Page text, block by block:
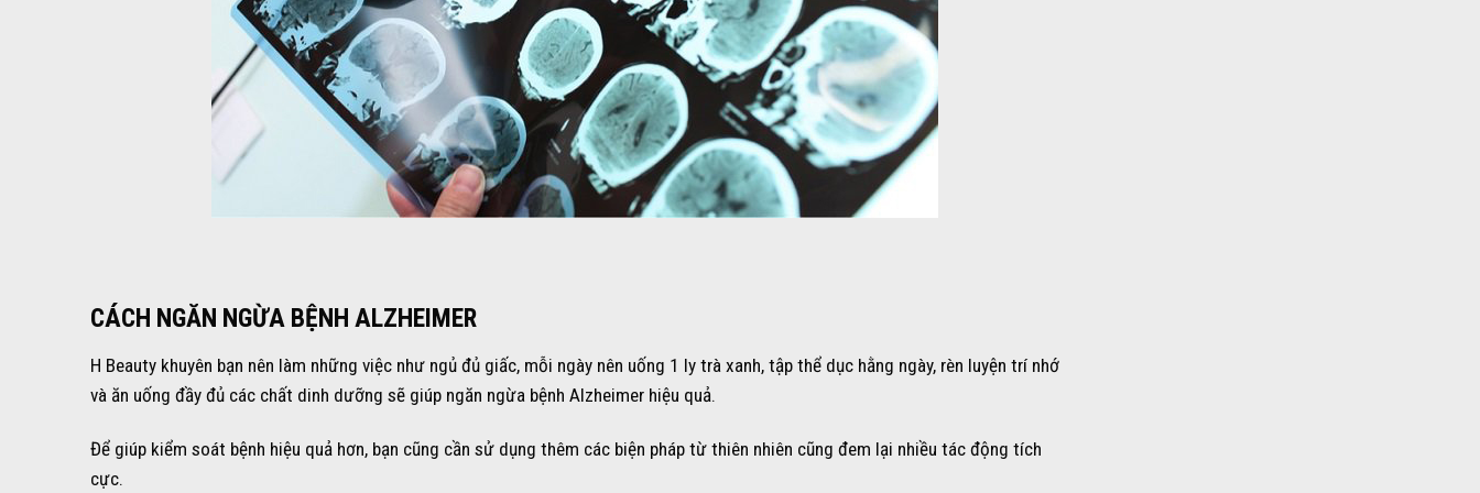
CÁCH NGĂN NGỪA BỆNH ALZHEIMER
H Beauty khuyên bạn nên làm những việc như ngủ đủ giấc, mỗi ngày nên uống 1 ly trà xanh, tập thể dục hằng ngày, rèn luyện trí nhớ
và ăn uống đầy đủ các chất dinh dưỡng sẽ giúp ngăn ngừa bệnh Alzheimer hiệu quả.
Để giúp kiểm soát bệnh hiệu quả hơn, bạn cũng cần sử dụng thêm các biện pháp từ thiên nhiên cũng đem lại nhiều tác động tích
cực.